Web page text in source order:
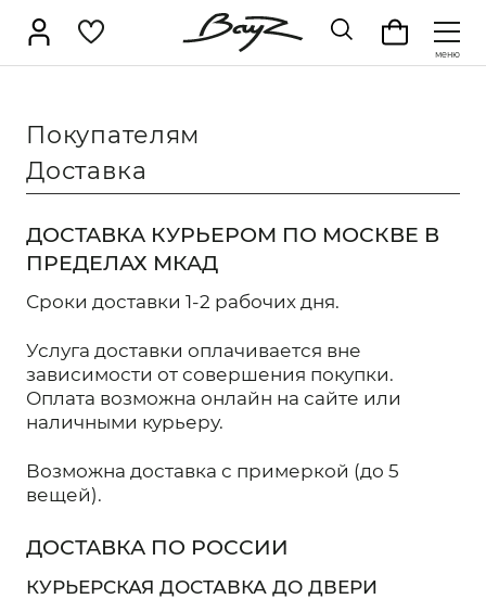
Джемперы
Жилеты
Свитеры
Толстовки
Покупателям
Доставка
ДОСТАВКА КУРЬЕРОМ ПО МОСКВЕ В
ПРЕДЕЛАХ МКАД
Сроки доставки 1-2 рабочих дня.
Услуга доставки оплачивается вне
зависимости от совершения покупки.
Оплата возможна онлайн на сайте или
наличными курьеру.
Возможна доставка с примеркой (до 5
вещей).
ДОСТАВКА ПО РОССИИ
КУРЬЕРСКАЯ ДОСТАВКА ДО ДВЕРИ
SALE
КАТАЛОГ
Брюки
Верхняя одежда
Водолазки
Джемперы
Джинсы
Джоггеры
Жилеты
Комплекты